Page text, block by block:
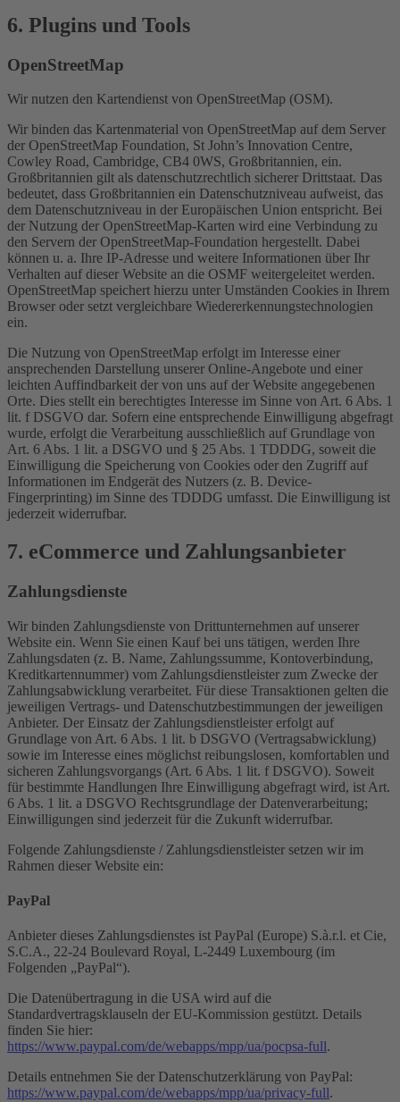
6. Plugins und Tools
OpenStreetMap
Wir nutzen den Kartendienst von OpenStreetMap (OSM).
Wir binden das Kartenmaterial von OpenStreetMap auf dem Server
der OpenStreetMap Foundation, St John’s Innovation Centre,
Cowley Road, Cambridge, CB4 0WS, Großbritannien, ein.
Großbritannien gilt als datenschutzrechtlich sicherer Drittstaat. Das
bedeutet, dass Großbritannien ein Datenschutzniveau aufweist, das
dem Datenschutzniveau in der Europäischen Union entspricht. Bei
der Nutzung der OpenStreetMap-Karten wird eine Verbindung zu
den Servern der OpenStreetMap-Foundation hergestellt. Dabei
können u. a. Ihre IP-Adresse und weitere Informationen über Ihr
Verhalten auf dieser Website an die OSMF weitergeleitet werden.
OpenStreetMap speichert hierzu unter Umständen Cookies in Ihrem
Browser oder setzt vergleichbare Wiedererkennungstechnologien
ein.
Die Nutzung von OpenStreetMap erfolgt im Interesse einer
ansprechenden Darstellung unserer Online-Angebote und einer
leichten Auffindbarkeit der von uns auf der Website angegebenen
Orte. Dies stellt ein berechtigtes Interesse im Sinne von Art. 6 Abs. 1
lit. f DSGVO dar. Sofern eine entsprechende Einwilligung abgefragt
wurde, erfolgt die Verarbeitung ausschließlich auf Grundlage von
Art. 6 Abs. 1 lit. a DSGVO und § 25 Abs. 1 TDDDG, soweit die
Einwilligung die Speicherung von Cookies oder den Zugriff auf
Informationen im Endgerät des Nutzers (z. B. Device-
Fingerprinting) im Sinne des TDDDG umfasst. Die Einwilligung ist
jederzeit widerrufbar.
7. eCommerce und Zahlungs­anbieter
Zahlungsdienste
Wir binden Zahlungsdienste von Drittunternehmen auf unserer
Website ein. Wenn Sie einen Kauf bei uns tätigen, werden Ihre
Zahlungsdaten (z. B. Name, Zahlungssumme, Kontoverbindung,
Kreditkartennummer) vom Zahlungsdienstleister zum Zwecke der
Zahlungsabwicklung verarbeitet. Für diese Transaktionen gelten die
jeweiligen Vertrags- und Datenschutzbestimmungen der jeweiligen
Anbieter. Der Einsatz der Zahlungsdienstleister erfolgt auf
Grundlage von Art. 6 Abs. 1 lit. b DSGVO (Vertragsabwicklung)
sowie im Interesse eines möglichst reibungslosen, komfortablen und
sicheren Zahlungsvorgangs (Art. 6 Abs. 1 lit. f DSGVO). Soweit
für bestimmte Handlungen Ihre Einwilligung abgefragt wird, ist Art.
6 Abs. 1 lit. a DSGVO Rechtsgrundlage der Datenverarbeitung;
Einwilligungen sind jederzeit für die Zukunft widerrufbar.
Folgende Zahlungsdienste / Zahlungsdienstleister setzen wir im
Rahmen dieser Website ein:
PayPal
Anbieter dieses Zahlungsdienstes ist PayPal (Europe) S.à.r.l. et Cie,
S.C.A., 22-24 Boulevard Royal, L-2449 Luxembourg (im
Folgenden „PayPal“).
Die Datenübertragung in die USA wird auf die
Standardvertragsklauseln der EU-Kommission gestützt. Details
finden Sie hier:
https://www.paypal.com/de/webapps/mpp/ua/pocpsa-full.
Details entnehmen Sie der Datenschutzerklärung von PayPal:
https://www.paypal.com/de/webapps/mpp/ua/privacy-full.